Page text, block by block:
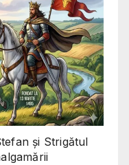
și Strigătul